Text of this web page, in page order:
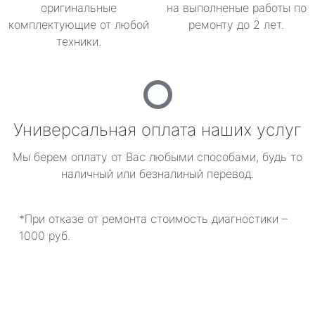
оригинальные
комплектующие от любой
техники.
на выполненые работы по
ремонту до 2 лет.
Универсальная оплата наших услуг
Мы берем оплату от Вас любыми способами, будь то
наличный или безналиный перевод.
*При отказе от ремонта стоимость диагностики –
1000 руб.